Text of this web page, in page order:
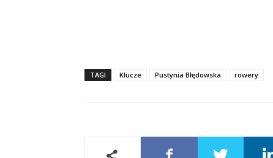
TAGI Klucze Pustynia Błędowska rowery